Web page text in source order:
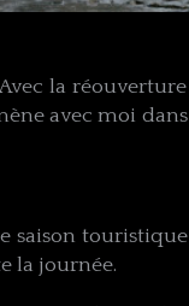
la réouverture
avec moi dans
saison touristique
la journée.